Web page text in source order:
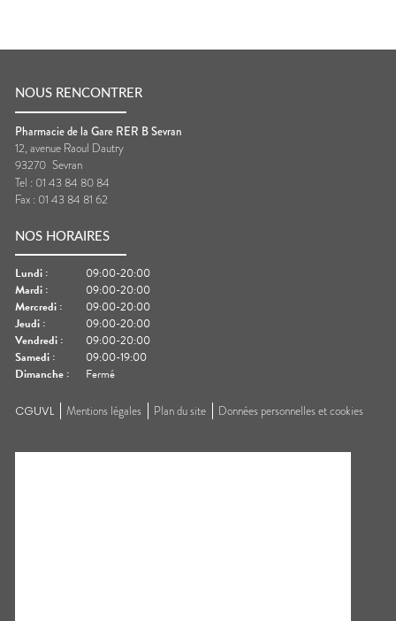
NOUS RENCONTRER
Pharmacie de la Gare RER B Sevran
12, avenue Raoul Dautry
93270 Sevran
Tel : 01 43 84 80 84
Fax : 01 43 84 81 62
NOS HORAIRES
Lundi :
09:00-20:00
Mardi :
09:00-20:00
Mercredi :
09:00-20:00
Jeudi :
09:00-20:00
Vendredi :
09:00-20:00
Samedi :
09:00-19:00
Dimanche : Fermé
CGUVL Mentions légales Plan du site Données personnelles et cookies